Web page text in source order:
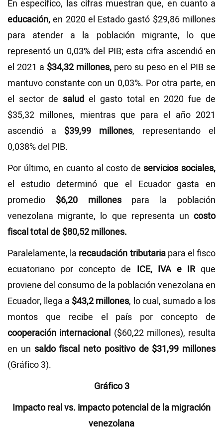
En específico, las cifras muestran que, en cuanto a
educación,en 2020 el Estado gastó $29,86 millones
para atender a la población migrante, lo que
representó un 0,03% del PIB; esta cifra ascendió en
el 2021 a $34,32 millones, pero su peso en el PIB se
mantuvo constante con un 0,03%. Por otra parte, en
el sector de salud el gasto total en 2020 fue de
$35,32 millones, mientras que para el año 2021
ascendió a $39,99 millones, representando el
0,038% del PIB.
Por último, en cuanto al costo deservicios sociales,
el estudio determinó que el Ecuador gasta en
promedio $6,20 millonespara la población
venezolana migrante, lo que representa un costo
fiscal total de $80,52 millones.
Paralelamente, la recaudación tributariapara el fisco
ecuatoriano por concepto de ICE, IVA e IRque
proviene del consumo de la población venezolana en
Ecuador, llega a $43,2 millones, lo cual, sumado a los
montos que recibe el país por concepto de
cooperación internacional ($60,22 millones), resulta
en un saldo fiscal neto positivo de $31,99 millones
(Gráfico 3).
Gráfico 3
Impacto real vs. impacto potencial de la migración
venezolana